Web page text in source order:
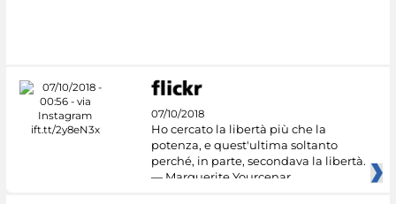
07/10/2018
Ho cercato la libertà più che la
potenza, e quest'ultima soltanto
perché, in parte, secondava la libertà.
— Marguerite Yourcenar